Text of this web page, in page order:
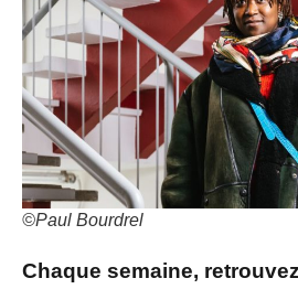
©Paul Bourdrel
Chaque semaine,